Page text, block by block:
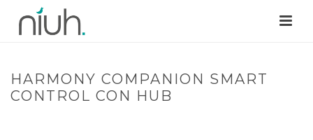
HARMONY COMPANION SMART
CONTROL CON HUB